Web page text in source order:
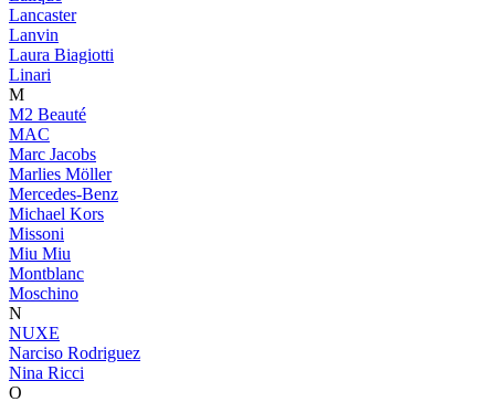
Lancaster
Lanvin
Laura Biagiotti
Linari
M
M2 Beauté
MAC
Marc Jacobs
Marlies Möller
Mercedes-Benz
Michael Kors
Missoni
Miu Miu
Montblanc
Moschino
N
NUXE
Narciso Rodriguez
Nina Ricci
O